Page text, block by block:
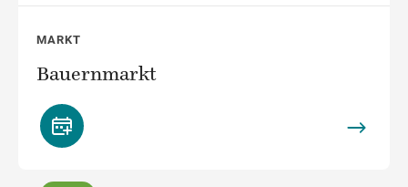
MARKT
Bauernmarkt